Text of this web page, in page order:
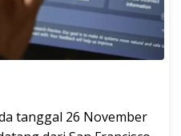
tanggal 26 November